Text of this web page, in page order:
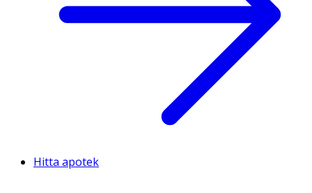
Hitta apotek